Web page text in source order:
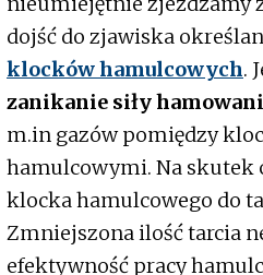
dojść do zjawiska
klocków hamulcowych.
zanikanie siły
m.in gazów pomiędzy
hamulcowymi. Na skutek
klocka hamulcowego do
Zmniejszona ilość tarcia
efektywność pracy